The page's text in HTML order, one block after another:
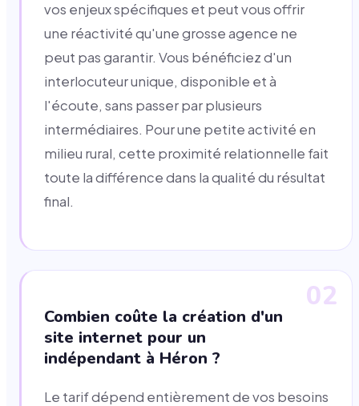
vos enjeux spécifiques et peut vous offrir
une réactivité qu'une grosse agence ne
peut pas garantir. Vous bénéficiez d'un
interlocuteur unique, disponible et à
l'écoute, sans passer par plusieurs
intermédiaires. Pour une petite activité en
milieu rural, cette proximité relationnelle fait
toute la différence dans la qualité du résultat
final.
02
Combien coûte la création d'un
site internet pour un
indépendant à Héron ?
Le tarif dépend entièrement de vos besoins